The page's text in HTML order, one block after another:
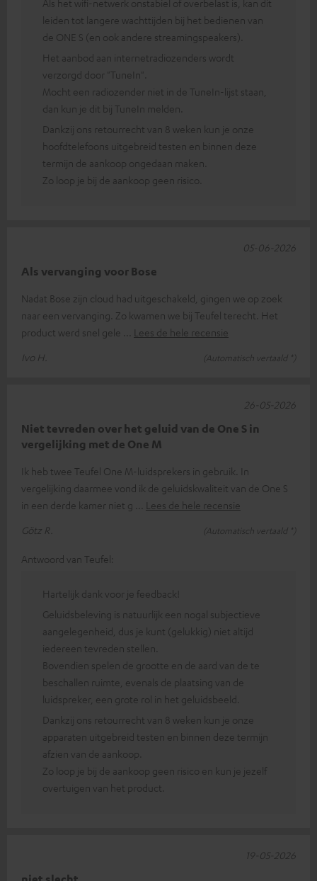
Als het wifi-netwerk onstabiel of overbelast is, kan dit
leiden tot langere wachttijden bij het bedienen van
de ONE S (en ook andere streamingspeakers).
Het aanbod aan internetradiozenders wordt
verzorgd door "TuneIn".
Mocht een radiozender niet in de TuneIn-lijst staan,
dan kun je dit bij TuneIn melden.
Dankzij ons retourrecht van 8 weken kun je onze
hoofdtelefoons uitgebreid testen en binnen deze
termijn de aankoop ongedaan maken.
Zo loop je bij de aankoop geen risico.
Als vervanging voor Bose
Nadat Bose zijn cloud had uitgeschakeld, gingen we op zoek
naar een vervanging. Zo kwamen we bij Teufel terecht. Het
product werd snel gele
Lees de hele recensie
Ivo H.
(Automatisch vertaald *)
05-06-2026
Niet tevreden over het geluid van de One S in
vergelijking met de One M
Ik heb twee Teufel One M-luidsprekers in gebruik. In
vergelijking daarmee vond ik de geluidskwaliteit van de One S
in een derde kamer niet g
Lees de hele recensie
Götz R.
(Automatisch vertaald *)
26-05-2026
Antwoord van Teufel:
Hartelijk dank voor je feedback!
Geluidsbeleving is natuurlijk een nogal subjectieve
aangelegenheid, dus je kunt (gelukkig) niet altijd
iedereen tevreden stellen.
Bovendien spelen de grootte en de aard van de te
beschallen ruimte, evenals de plaatsing van de
luidspreker, een grote rol in het geluidsbeeld.
Dankzij ons retourrecht van 8 weken kun je onze
apparaten uitgebreid testen en binnen deze termijn
afzien van de aankoop.
Zo loop je bij de aankoop geen risico en kun je jezelf
overtuigen van het product.
19-05-2026